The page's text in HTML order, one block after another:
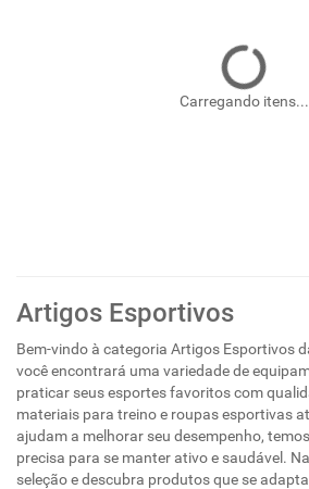
Carregando itens...
Artigos Esportivos
Bem-vindo à categoria Artigos Esportivos
você encontrará uma variedade de
praticar seus esportes favoritos com
materiais para treino e roupas esportivas
ajudam a melhorar seu desempenho,
precisa para se manter ativo e saudável.
seleção e descubra produtos que se